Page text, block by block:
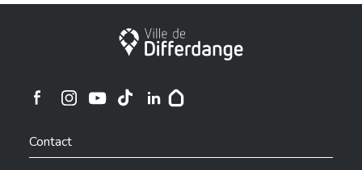
Ville de Differdange
Ville de Differdange sur Instagram
Contact